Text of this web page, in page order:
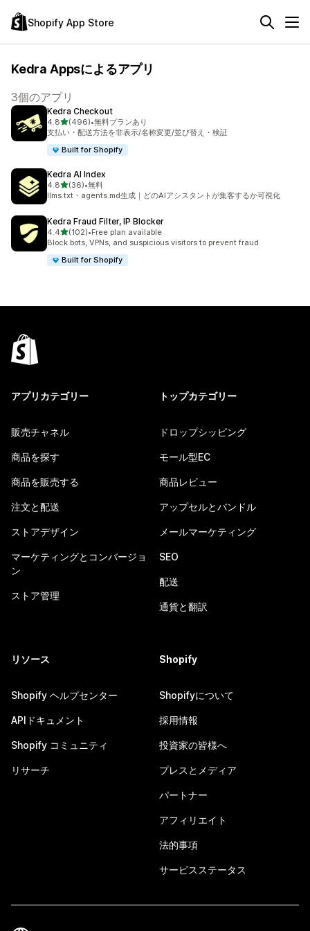
Shopify App Store
Kedra Appsによるアプリ
3個のアプリ
Kedra Checkout
4.85つ星中
(496)
合計レビュー数：496件
•無料プランあり
支払い・配送方法を非表示/名称変更/並び替え・検証
Built for Shopify
Kedra AI Index
4.85つ星中
(36)
合計レビュー数：36件
•無料
llms.txt・agents.md生成｜どのAIアシスタントが集客するか可視化
Kedra Fraud Filter, IP Blocker
4.45つ星中
(102)
合計レビュー数：102件
•Free plan available
Block bots, VPNs, and suspicious visitors to prevent fraud
Built for Shopify
アプリカテゴリー
販売チャネル
商品を探す
商品を販売する
注文と配送
ストアデザイン
マーケティングとコンバージョ
ン
ストア管理
トップカテゴリー
ドロップシッピング
モール型EC
商品レビュー
アップセルとバンドル
メールマーケティング
SEO
配送
通貨と翻訳
リソース
Shopify ヘルプセンター
APIドキュメント
Shopify コミュニティ
リサーチ
Shopify
Shopifyについて
採用情報
投資家の皆様へ
プレスとメディア
パートナー
アフィリエイト
法的事項
サービスステータス